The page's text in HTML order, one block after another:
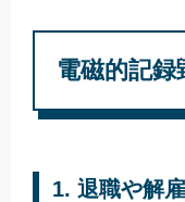
電磁的記録
1. 退職や解